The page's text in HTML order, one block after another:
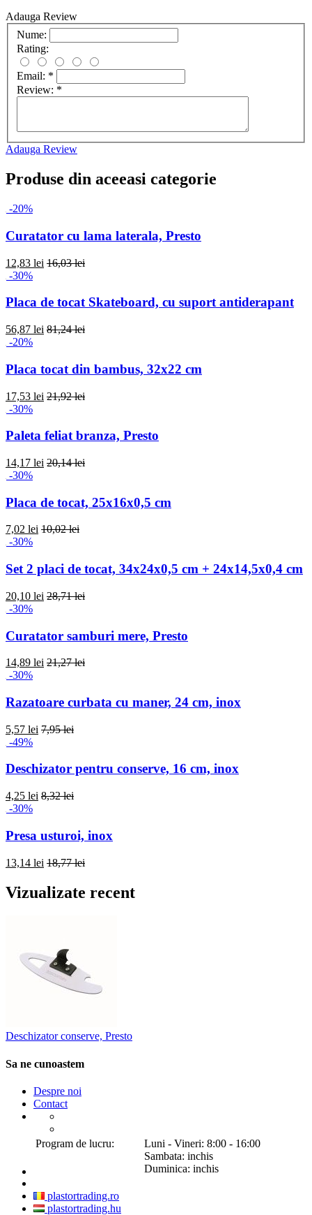
Adauga Review
Nume:
Rating:
Email: *
Review: *
Adauga Review
Produse din aceeasi categorie
-20%
Curatator cu lama laterala, Presto
12,83 lei 16,03 lei
-30%
Placa de tocat Skateboard, cu suport antiderapant
56,87 lei 81,24 lei
-20%
Placa tocat din bambus, 32x22 cm
17,53 lei 21,92 lei
-30%
Paleta feliat branza, Presto
14,17 lei 20,14 lei
-30%
Placa de tocat, 25x16x0,5 cm
7,02 lei 10,02 lei
-30%
Set 2 placi de tocat, 34x24x0,5 cm + 24x14,5x0,4 cm
20,10 lei 28,71 lei
-30%
Curatator samburi mere, Presto
14,89 lei 21,27 lei
-30%
Razatoare curbata cu maner, 24 cm, inox
5,57 lei 7,95 lei
-49%
Deschizator pentru conserve, 16 cm, inox
4,25 lei 8,32 lei
-30%
Presa usturoi, inox
13,14 lei 18,77 lei
Vizualizate recent
Deschizator conserve, Presto
Sa ne cunoastem
Despre noi
Contact
Program de lucru:
Luni - Vineri: 8:00 - 16:00
Sambata: inchis
Duminica: inchis
plastortrading.ro
plastortrading.hu